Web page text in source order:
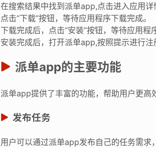
在搜索结果中找到派单app,点击进入应用详
点击“下载”按钮，等待应用程序下载完成。
下载完成后，点击“安装”按钮，等待应用程
安装完成后，打开派单app,按照提示进行注
派单app的主要功能
派单app提供了丰富的功能，帮助用户更高
发布任务
用户可以通过派单app发布自己的任务需